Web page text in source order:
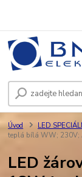
Úvod LED
teplá bílá WW; 230V;
LED